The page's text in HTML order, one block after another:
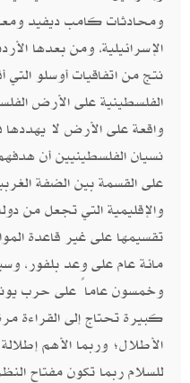
ومحادثات كامب ديفيد
الإسرائيلية، ومن بعدها
نتج من اتفاقيات أوسلو
الفلسطينية على الأرض
واقعة على الأرض لا يهددها
نسيان الفلسطينيين أن
على القسمة بين الضفة
والإقليمية التي تجعل من
تقسيمها على غير قاعدة
مائة عام على وعد بلفور،
وخمسون عاماً على حرب
كبيرة تحتاج إلى القراءة
الأطلال؛ وربما الأهم
للسلام ربما تكون مفتاح